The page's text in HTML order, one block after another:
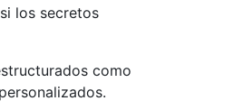
los secretos
como